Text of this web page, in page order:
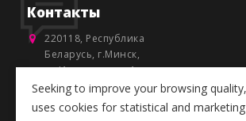
Контакты
220118, Республика
Беларусь, г.Минск,
ул.Инженерная, 1-
Б,ком.208
+375 17 299 63 86
Seeking to improve your browsing
uses cookies for statistical and